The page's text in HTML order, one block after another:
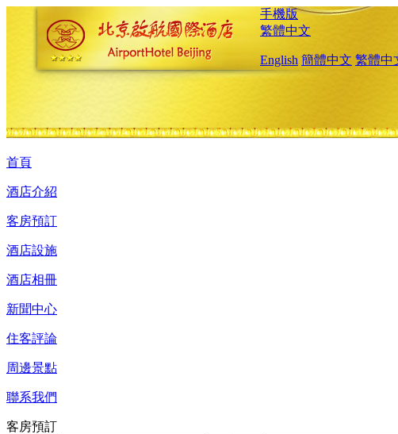
手機版
繁體中文
English 簡體中文 繁體中
首頁
酒店介紹
客房預訂
酒店設施
酒店相冊
新聞中心
住客評論
周邊景點
聯系我們
客房預訂